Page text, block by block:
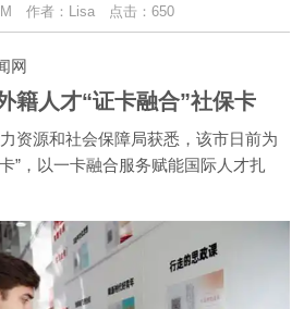
作者：Lisa 点击：650
网
籍人才“证卡融合”社保卡
源和社会保障局获悉，该市日前为
”，以一卡融合服务赋能国际人才扎